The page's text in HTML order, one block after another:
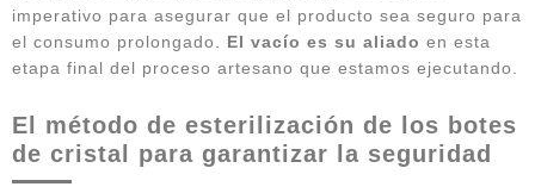
imperativo para asegurar que el producto sea seguro para
el consumo prolongado. El vacío es su aliado en esta
etapa final del proceso artesano que estamos ejecutando.
El método de esterilización de los botes
de cristal para garantizar la seguridad